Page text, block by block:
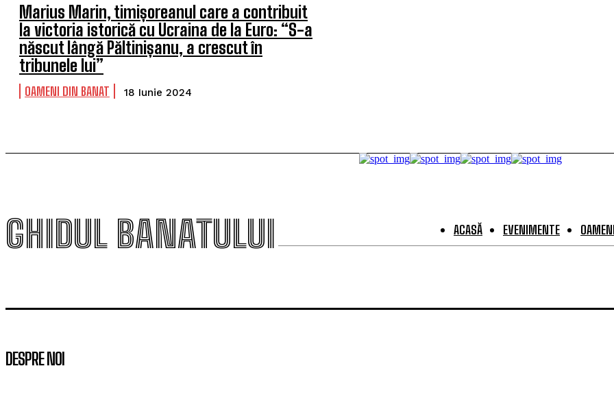
Marius Marin, timișoreanul care a contribuit
la victoria istorică cu Ucraina de la Euro: “S-a
născut lângă Păltinișanu, a crescut în
tribunele lui”
OAMENI DIN BANAT 18 Iunie 2024
GHIDUL BANATULUI ACASĂ EVENIMENTE
DESPRE NOI